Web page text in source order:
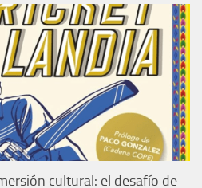
cultural: el desafío de